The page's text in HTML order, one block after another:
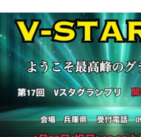
イベントを地域から探す
イベントを日程から探す
全てのイベントを見る
主催者様向けサービス